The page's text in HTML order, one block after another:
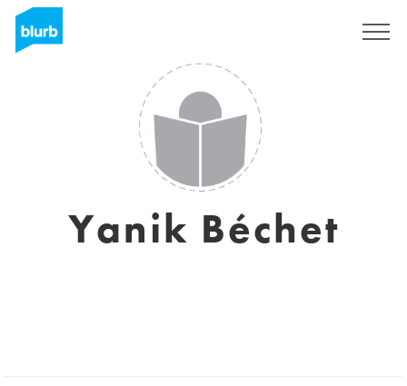
Yanik Béchet